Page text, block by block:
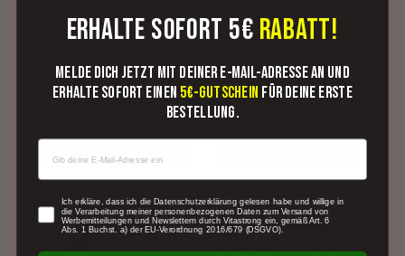
6 Produkte – alle
€ 109,94 € 57,99
WARENKORB
300g - Koffeinfreier
€ 49,99 € 34,99
WARENKORB
-25%
ERHALTE SOFORT 5€ RABATT!
Melde dich jetzt mit deiner E-Mail-Adresse an und
erhalte sofort einen 5€-Gutschein für deine erste
Bestellung.
newsletterIch erkläre, dass ich die Datenschutzerklärung gelesen habe und willige in
die Verarbeitung meiner personenbezogenen Daten zum Versand von
Werbemitteilungen und Newslettern durch Vitastrong ein, gemäß Art. 6
Abs. 1 Buchst. a) der EU-Verordnung 2016/679 (DSGVO).